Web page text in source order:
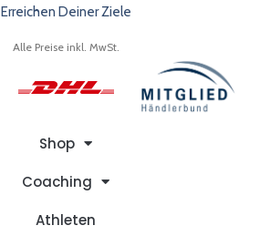
Erreichen Deiner Ziele
Shop
Coaching
Athleten
Alle Preise inkl. MwSt.